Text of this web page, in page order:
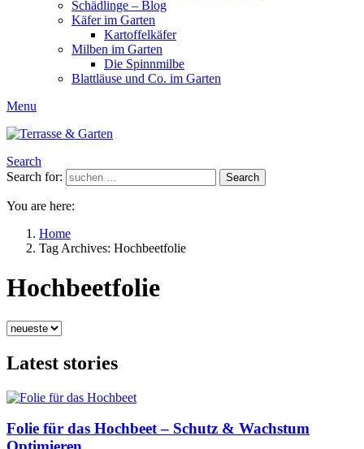
Schädlinge – Blog
Käfer im Garten
Kartoffelkäfer
Milben im Garten
Die Spinnmilbe
Blattläuse und Co. im Garten
Menu
Search
Search for:
Search
You are here:
Home
Tag Archives: Hochbeetfolie
Hochbeetfolie
Latest stories
Folie für das Hochbeet – Schutz & Wachstum